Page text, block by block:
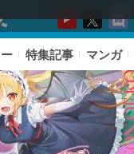
特集記事 マンガ